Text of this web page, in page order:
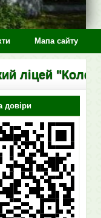
Мапа сайту
"Колегіум"
довіри